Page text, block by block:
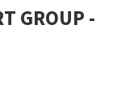
GROUP -